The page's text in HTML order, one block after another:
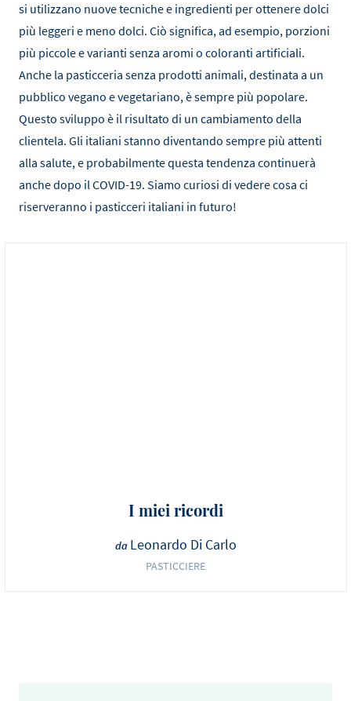
si utilizzano nuove tecniche e ingredienti per ottenere dolci
più leggeri e meno dolci. Ciò significa, ad esempio, porzioni
più piccole e varianti senza aromi o coloranti artificiali.
Anche la pasticceria senza prodotti animali, destinata a un
pubblico vegano e vegetariano, è sempre più popolare.
Questo sviluppo è il risultato di un cambiamento della
clientela. Gli italiani stanno diventando sempre più attenti
alla salute, e probabilmente questa tendenza continuerà
anche dopo il COVID-19. Siamo curiosi di vedere cosa ci
riserveranno i pasticceri italiani in futuro!
I miei ricordi
da Leonardo Di Carlo
PASTICCIERE